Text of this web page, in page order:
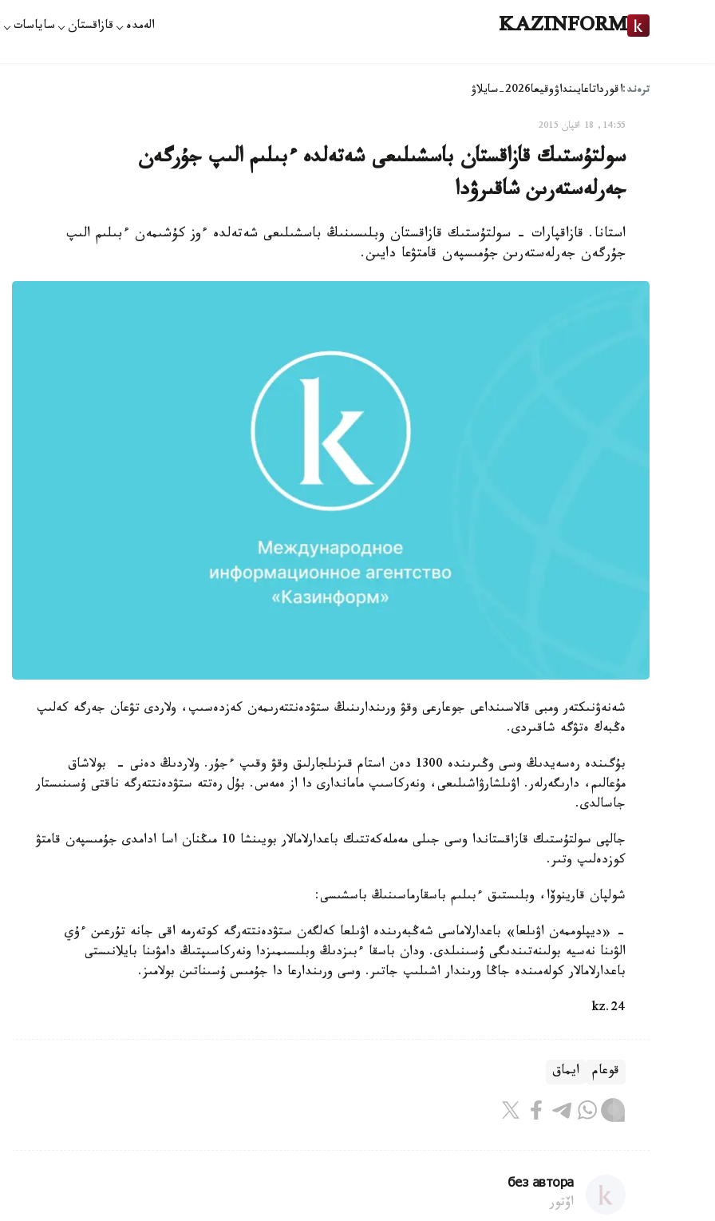
KAZINFORM الەمدە قازاقستان ساياسات
ترەند:اقورداتاعايىنداۋوقيعا2026-سايلاۋ
14:55, 18 اقپان 2015
سولتۇستىك قازاقستان باسشىلىعى شەتەلدە ءبىلىم الىپ جۇرگەن
جەرلەستەرىن شاقىرۋدا
استانا. قازاقپارات - سولتۇستىك قازاقستان وبلىسىنىڭ باسشىلىعى شەتەلدە ءوز كۇشىمەن ءبىلىم الىپ
جۇرگەن جەرلەستەرىن جۇمىسپەن قامتۋعا دايىن.
شەنەۋنىكتەر ومبى قالاسىنداعى جوعارعى وقۋ ورىندارىنىڭ ستۋدەنتتەرىمەن كەزدەسىپ، ولاردى تۋعان جەرگە كەلىپ
ەڭبەك ەتۋگە شاقىردى.
بۇگىندە رەسەيدىڭ وسى وڭىرىندە 1300 دەن استام قىزىلجارلىق وقۋ وقىپ ءجۇر. ولاردىڭ دەنى - بولاشاق
مۇعالىم، دارىگەرلەر. اۋىلشارۋاشىلىعى، ونەركاسىپ ماماندارى دا از ەمەس. بۇل رەتتە ستۋدەنتتەرگە ناقتى ۇسىنىستار
جاسالدى.
جالپى سولتۇستىك قازاقستاندا وسى جىلى مەملەكەتتىك باعدارلامالار بويىنشا 10 مىڭنان اسا ادامدى جۇمىسپەن قامتۋ
كوزدەلىپ وتىر.
شولپان قارينوۆا، وبلىستىق ءبىلىم باسقارماسىنىڭ باسشىسى:
- «ديپلوممەن اۋىلعا» باعدارلاماسى شەڭبەرىندە اۋىلعا كەلگەن ستۋدەنتتەرگە كوتەرمە اقى جانە تۇرعىن ءۇي
الۋىنا نەسيە بولىنەتىندىگى ۇسىنىلدى. ودان باسقا ءبىزدىڭ وبلىسىمىزدا ونەركاسىپتىڭ دامۋىنا بايلانىستى
باعدارلامالار كولەمىندە جاڭا ورىندار اشىلىپ جاتىر. وسى ورىندارعا دا جۇمىس ۇسىناتىن بولامىز.
24.kz
قوعام ايماق
без автора
اۆتور